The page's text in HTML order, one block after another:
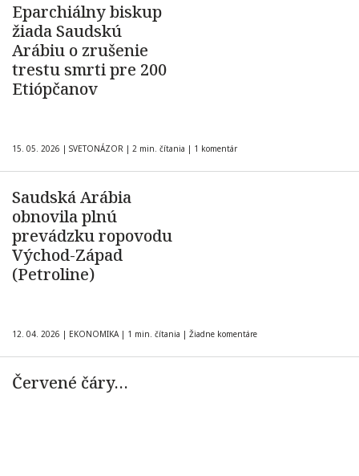
Eparchiálny biskup
žiada Saudskú
Arábiu o zrušenie
trestu smrti pre 200
Etiópčanov
15. 05. 2026 | SVETONÁZOR | 2 min. čítania | 1 komentár
Saudská Arábia
obnovila plnú
prevádzku ropovodu
Východ-Západ
(Petroline)
12. 04. 2026 | EKONOMIKA | 1 min. čítania | Žiadne komentáre
Červené čáry…